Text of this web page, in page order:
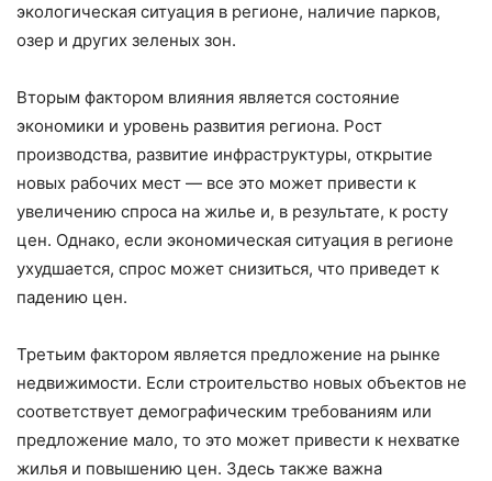
экологическая ситуация в регионе, наличие парков,
озер и других зеленых зон.
Вторым фактором влияния является состояние
экономики и уровень развития региона. Рост
производства, развитие инфраструктуры, открытие
новых рабочих мест — все это может привести к
увеличению спроса на жилье и, в результате, к росту
цен. Однако, если экономическая ситуация в регионе
ухудшается, спрос может снизиться, что приведет к
падению цен.
Третьим фактором является предложение на рынке
недвижимости. Если строительство новых объектов не
соответствует демографическим требованиям или
предложение мало, то это может привести к нехватке
жилья и повышению цен. Здесь также важна